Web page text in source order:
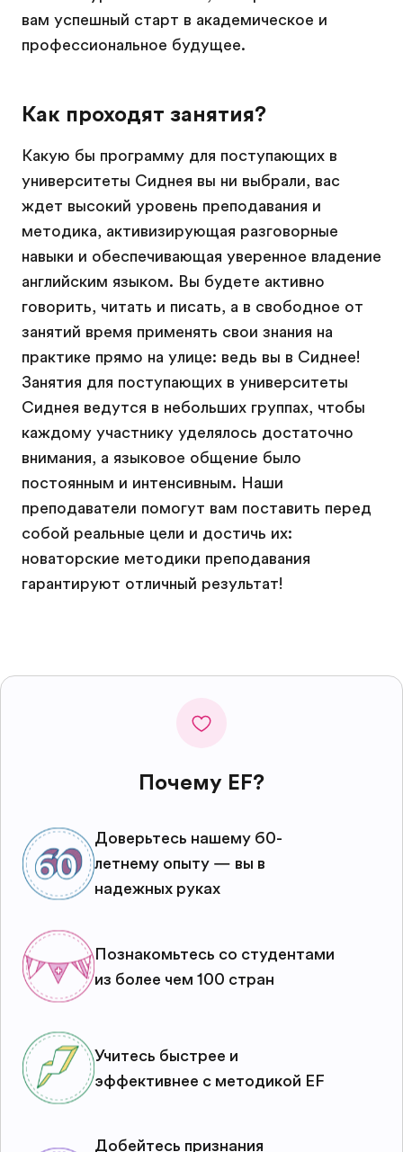
вам успешный старт в академическое и
профессиональное будущее.
Как проходят занятия?
Какую бы программу для поступающих в
университеты Сиднея вы ни выбрали, вас
ждет высокий уровень преподавания и
методика, активизирующая разговорные
навыки и обеспечивающая уверенное владение
английским языком. Вы будете активно
говорить, читать и писать, а в свободное от
занятий время применять свои знания на
практике прямо на улице: ведь вы в Сиднее!
Занятия для поступающих в университеты
Сиднея ведутся в небольших группах, чтобы
каждому участнику уделялось достаточно
внимания, а языковое общение было
постоянным и интенсивным. Наши
преподаватели помогут вам поставить перед
собой реальные цели и достичь их:
новаторские методики преподавания
гарантируют отличный результат!
Почему EF?
Доверьтесь нашему 60-
летнему опыту — вы в
надежных руках
Познакомьтесь со студентами
из более чем 100 стран
Учитесь быстрее и
эффективнее с методикой EF
Добейтесь признания